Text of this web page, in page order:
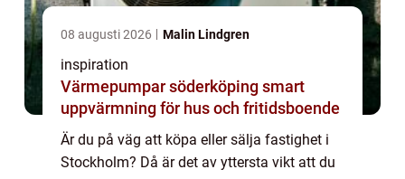
08 augusti 2026 Malin Lindgren
inspiration
Värmepumpar söderköping smart
uppvärmning för hus och fritidsboende
Är du på väg att köpa eller sälja fastighet i
Stockholm? Då är det av yttersta vikt att du